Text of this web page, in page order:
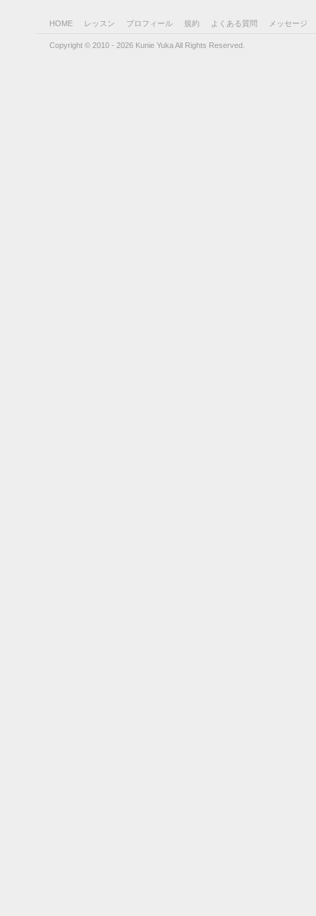
HOME レッスン プロフィール 規約 よくある質問 メッセージ
Copyright © 2010 - 2026 Kunie Yuka All Rights Reserved.